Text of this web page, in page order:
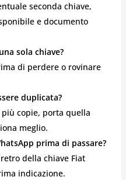
seconda chiave,
e documento
sola chiave?
di perdere o rovinare
duplicata?
più copie, porta quella
meglio.
prima di passare?
della chiave Fiat
indicazione.